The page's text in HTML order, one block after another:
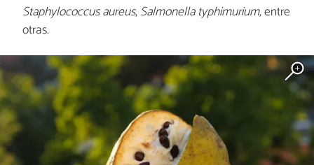
Staphylococcus aureus,Salmonella typhimurium, entre
otras.